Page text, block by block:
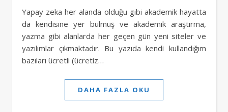
Yapay zeka her alanda olduğu gibi akademik hayatta
da kendisine yer bulmuş ve akademik araştırma,
yazma gibi alanlarda her geçen gün yeni siteler ve
yazılımlar çıkmaktadır. Bu yazıda kendi kullandığım
bazıları ücretli (ücretiz…
DAHA FAZLA OKU